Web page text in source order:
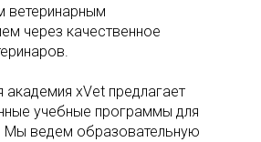
ветеринарным
через качественное
академия xVet предлагает
учебные программы для
Мы ведем образовательную